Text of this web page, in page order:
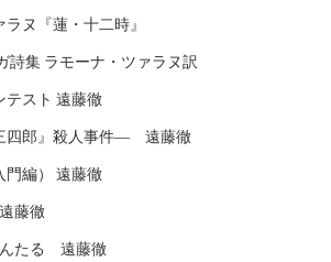
ヌ『蓮・十二時』
詩集 ラモーナ・ツァラヌ訳
テスト 遠藤徹
四郎』殺人事件― 遠藤徹
門編） 遠藤徹
藤徹
たる 遠藤徹